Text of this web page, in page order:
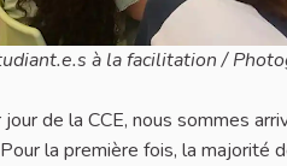
à la facilitation /
de la CCE, nous sommes
la première fois, la majorité